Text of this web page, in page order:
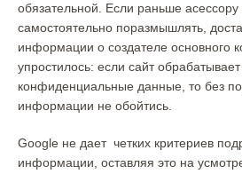
обязательной. Если раньше асессору
самостоятельно поразмышлять,
информации о создателе основного
упростилось: если сайт
конфиденциальные данные, то без
информации не обойтись.
Google не дает четких критериев
информации, оставляя это на